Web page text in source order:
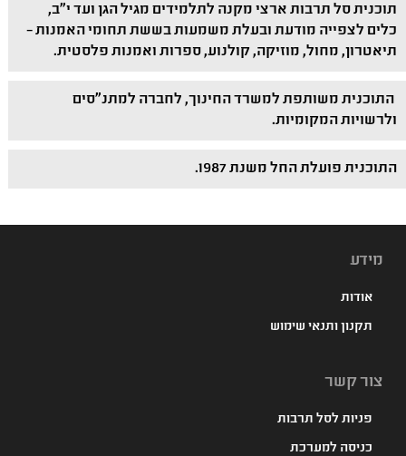
תוכנית סל תרבות ארצי מקנה לתלמידים מגיל הגן ועד י"ב,
כלים לצפייה מודעת ובעלת משמעות בששת תחומי האמנות –
תיאטרון, מחול, מוזיקה, קולנוע, ספרות ואמנות פלסטית.
התוכנית משותפת למשרד החינוך, לחברה למתנ"סים
ולרשויות המקומיות.
התוכנית פועלת החל משנת 1987.
מידע
אודות
תקנון ותנאי שימוש
צור קשר
פניות לסל תרבות
כניסה למערכת